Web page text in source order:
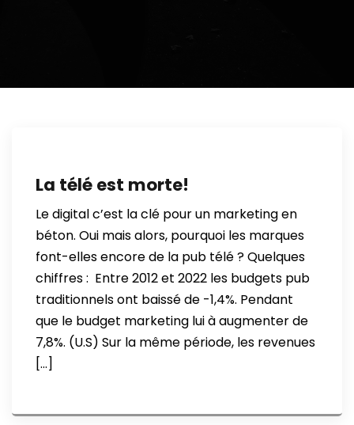
La télé est morte!
Le digital c’est la clé pour un marketing en
béton. Oui mais alors, pourquoi les marques
font-elles encore de la pub télé ? Quelques
chiffres : Entre 2012 et 2022 les budgets pub
traditionnels ont baissé de -1,4%. Pendant
que le budget marketing lui à augmenter de
7,8%. (U.S) Sur la même période, les revenues
[…]